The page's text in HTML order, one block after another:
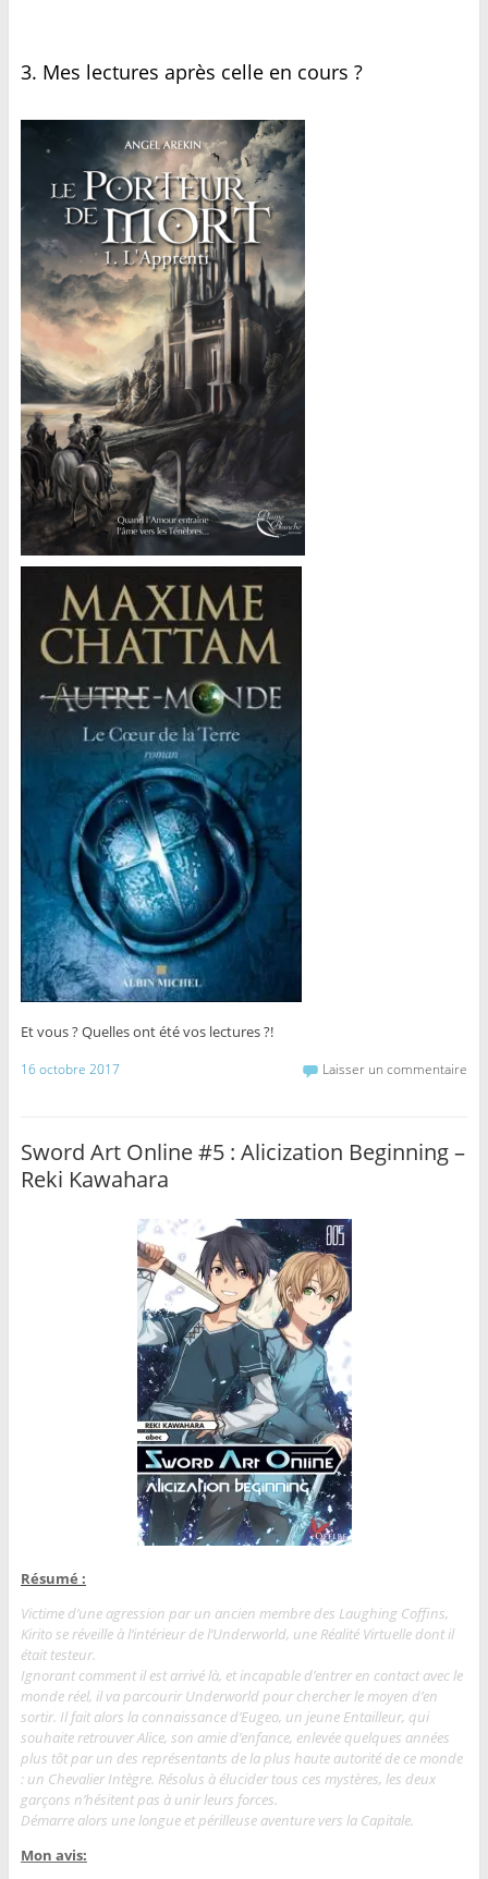
3. Mes lectures après celle en cours ?
Et vous ? Quelles ont été vos lectures ?!
16 octobre 2017 Laisser un commentaire
Sword Art Online #5 : Alicization Beginning –
Reki Kawahara
Résumé :
Victime d’une agression par un ancien membre des Laughing Coffins,
Kirito se réveille à l’intérieur de l’Underworld, une Réalité Virtuelle dont il
était testeur.
Ignorant comment il est arrivé là, et incapable d’entrer en contact avec le
monde réel, il va parcourir Underworld pour chercher le moyen d’en
sortir. Il fait alors la connaissance d’Eugeo, un jeune Entailleur, qui
souhaite retrouver Alice, son amie d’enfance, enlevée quelques années
plus tôt par un des représentants de la plus haute autorité de ce monde
: un Chevalier Intègre. Résolus à élucider tous ces mystères, les deux
garçons n’hésitent pas à unir leurs forces.
Démarre alors une longue et périlleuse aventure vers la Capitale.
Mon avis: